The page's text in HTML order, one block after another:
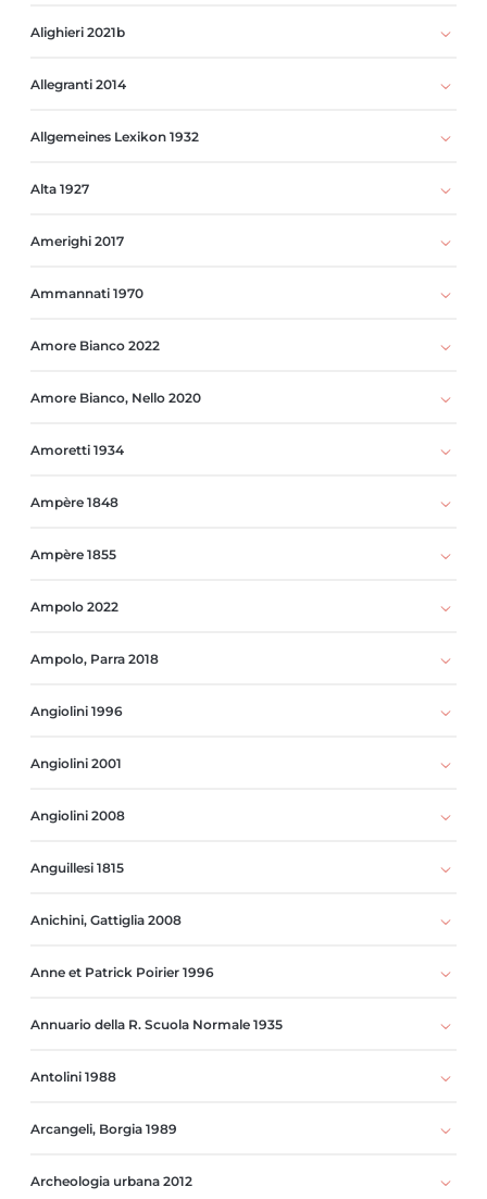
Alighieri 2021b
Allegranti 2014
Allgemeines Lexikon 1932
Alta 1927
Amerighi 2017
Ammannati 1970
Amore Bianco 2022
Amore Bianco, Nello 2020
Amoretti 1934
Ampère 1848
Ampère 1855
Ampolo 2022
Ampolo, Parra 2018
Angiolini 1996
Angiolini 2001
Angiolini 2008
Anguillesi 1815
Anichini, Gattiglia 2008
Anne et Patrick Poirier 1996
Annuario della R. Scuola Normale 1935
Antolini 1988
Arcangeli, Borgia 1989
Archeologia urbana 2012